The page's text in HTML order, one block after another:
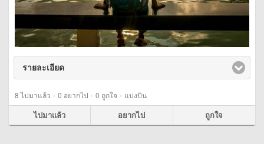
รายละเอียด
8ไปมาแล้ว · 0 อยากไป · 0 ถูกใจ · แบ่งปัน
ไปมาแล้ว อยากไป ถูกใจ